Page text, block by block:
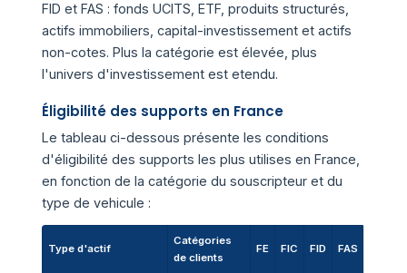
FID et FAS : fonds UCITS, ETF, produits structurés,
actifs immobiliers, capital-investissement et actifs
non-cotes. Plus la catégorie est élevée, plus
l'univers d'investissement est etendu.
Éligibilité des supports en France
Le tableau ci-dessous présente les conditions
d'éligibilité des supports les plus utilises en France,
en fonction de la catégorie du souscripteur et du
type de vehicule :
Type d'actif
Catégories
de clients
FE FIC FID FAS